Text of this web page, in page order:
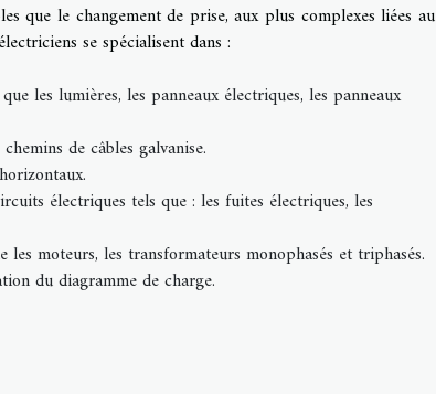
que le changement de prise, aux plus complexes liées au
se spécialisent dans :
les lumières, les panneaux électriques, les panneaux
de câbles galvanise.
électriques tels que : les fuites électriques, les
moteurs, les transformateurs monophasés et triphasés.
du diagramme de charge.